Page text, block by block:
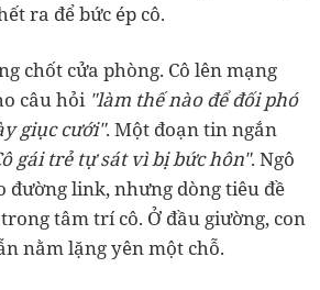
ra để bức ép cô.
chốt cửa phòng. Cô lên mạng
câu hỏi "làm thế nào để đối phó
giục cưới". Một đoạn tin ngắn
gái trẻ tự sát vì bị bức hôn". Ngô
đường link, nhưng dòng tiêu đề
tâm trí cô. Ở đầu giường, con
nằm lặng yên một chỗ.